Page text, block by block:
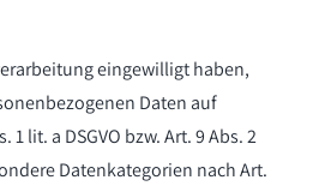
eingewilligt haben,
Daten auf
1 lit. a DSGVO bzw. Art. 9 Abs. 2
Datenkategorien nach Art.